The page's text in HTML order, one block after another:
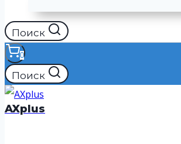
Поиск
0
Поиск
AXplus